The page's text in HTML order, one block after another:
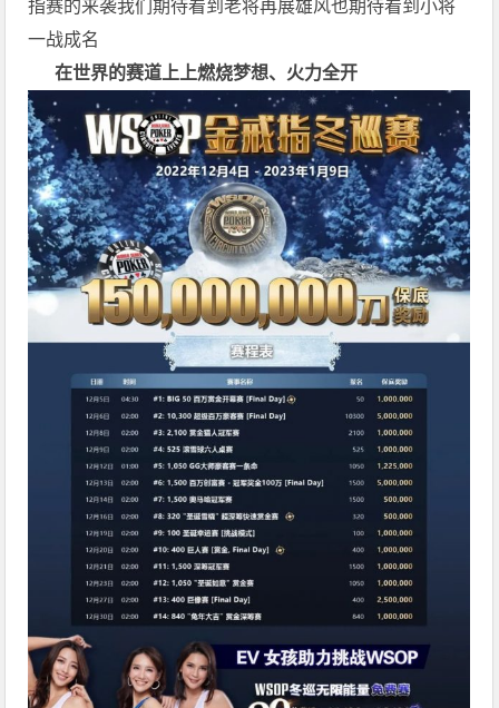
指赛的来袭我们期待看到老将再展雄风也期待看到小将
一战成名
在世界的赛道上上燃烧梦想、火力全开